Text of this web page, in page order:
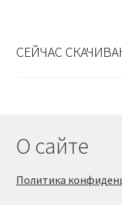
СЕЙЧАС
О сайте
Политика